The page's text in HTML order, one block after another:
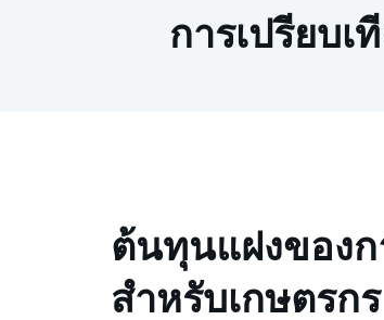
การเปรียบ
ต้นทุนแฝงของ
สำหรับเกษตรกร